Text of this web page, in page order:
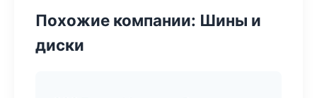
Похожие компании: Шины и
диски